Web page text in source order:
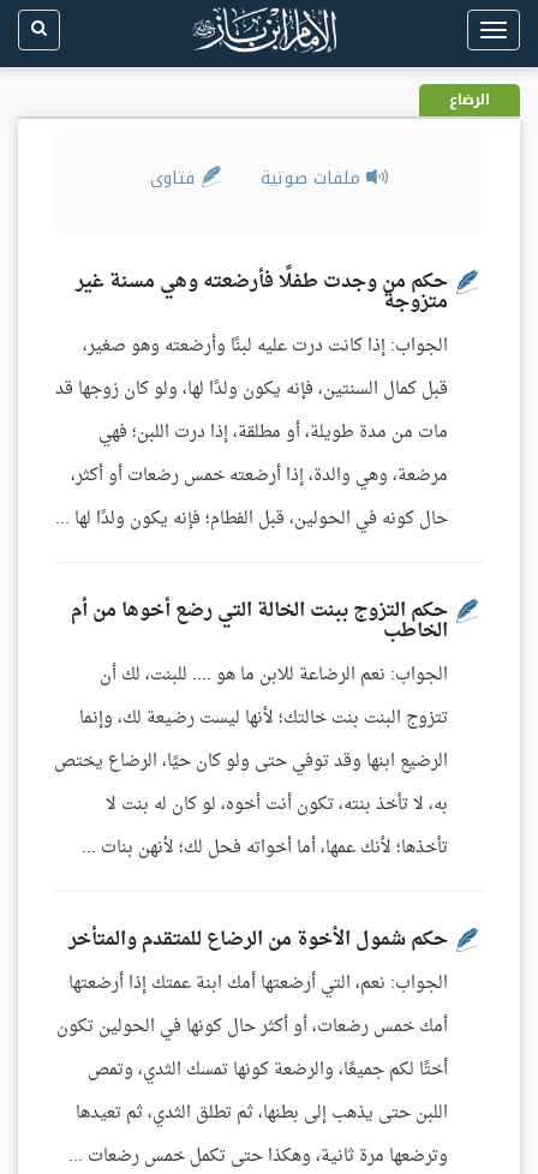
Toggle
navigation
الرضاع
ملفات صوتية فتاوى
حكم من وجدت طفلًا فأرضعته وهي مسنة غير
متزوجة
الجواب: إذا كانت درت عليه لبنًا وأرضعته وهو صغير،
قبل كمال السنتين، فإنه يكون ولدًا لها، ولو كان زوجها قد
مات من مدة طويلة، أو مطلقة، إذا درت اللبن؛ فهي
مرضعة، وهي والدة، إذا أرضعته خمس رضعات أو أكثر،
حال كونه في الحولين، قبل الفطام؛ فإنه يكون ولدًا لها ...
حكم التزوج ببنت الخالة التي رضع أخوها من أم
الخاطب
الجواب: نعم الرضاعة للابن ما هو .... للبنت، لك أن
تتزوج البنت بنت خالتك؛ لأنها ليست رضيعة لك، وإنما
الرضيع ابنها وقد توفي حتى ولو كان حيًا، الرضاع يختص
به، لا تأخذ بنته، تكون أنت أخوه، لو كان له بنت لا
تأخذها؛ لأنك عمها، أما أخواته فحل لك؛ لأنهن بنات ...
حكم شمول الأخوة من الرضاع للمتقدم والمتأخر
الجواب: نعم، التي أرضعتها أمك ابنة عمتك إذا أرضعتها
أمك خمس رضعات، أو أكثر حال كونها في الحولين تكون
أختًا لكم جميعًا، والرضعة كونها تمسك الثدي، وتمص
اللبن حتى يذهب إلى بطنها، ثم تطلق الثدي، ثم تعيدها
وترضعها مرة ثانية، وهكذا حتى تكمل خمس رضعات ...